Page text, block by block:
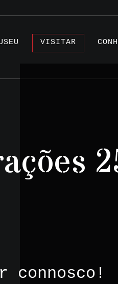
VISITAR
connosco!